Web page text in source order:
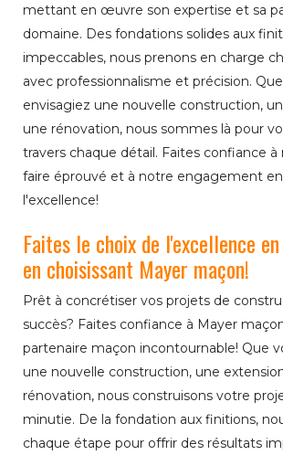
mettant en œuvre son expertise et sa
domaine. Des fondations solides aux
impeccables, nous prenons en charge
avec professionnalisme et précision.
envisagiez une nouvelle construction,
une rénovation, nous sommes là pour
travers chaque détail. Faites confiance à
faire éprouvé et à notre engagement
l'excellence!
Faites le choix de l'excellence
en choisissant Mayer maçon!
Prêt à concrétiser vos projets de
succès? Faites confiance à Mayer
partenaire maçon incontournable! Que
une nouvelle construction, une
rénovation, nous construisons votre
minutie. De la fondation aux finitions,
chaque étape pour offrir des résultats